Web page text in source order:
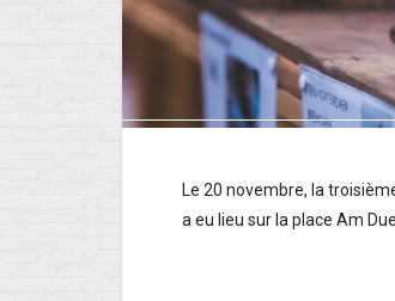
Le 20 novembre, la
a eu lieu sur la place Am